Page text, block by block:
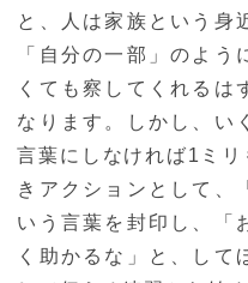
と、人は家族という身
「自分の一部」のよ
くても察してくれるは
なります。しかし、い
言葉にしなければ1ミ
きアクションとして、
いう言葉を封印し、「
く助かるな」と、して